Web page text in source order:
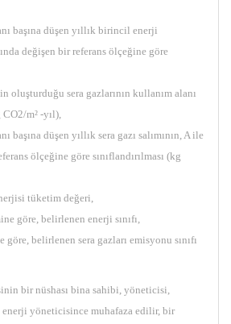
başına düşen yıllık birincil enerji
değişen bir referans ölçeğine göre
sera gazlarının kullanım alanı
m² -yıl),
başına düşen yıllık sera gazı salımının, A ile
ölçeğine göre sınıflandırılması (kg
tüketim değeri,
göre, belirlenen enerji sınıfı,
belirlenen sera gazları emisyonu sınıfı
bir nüshası bina sahibi, yöneticisi,
yöneticisince muhafaza edilir, bir